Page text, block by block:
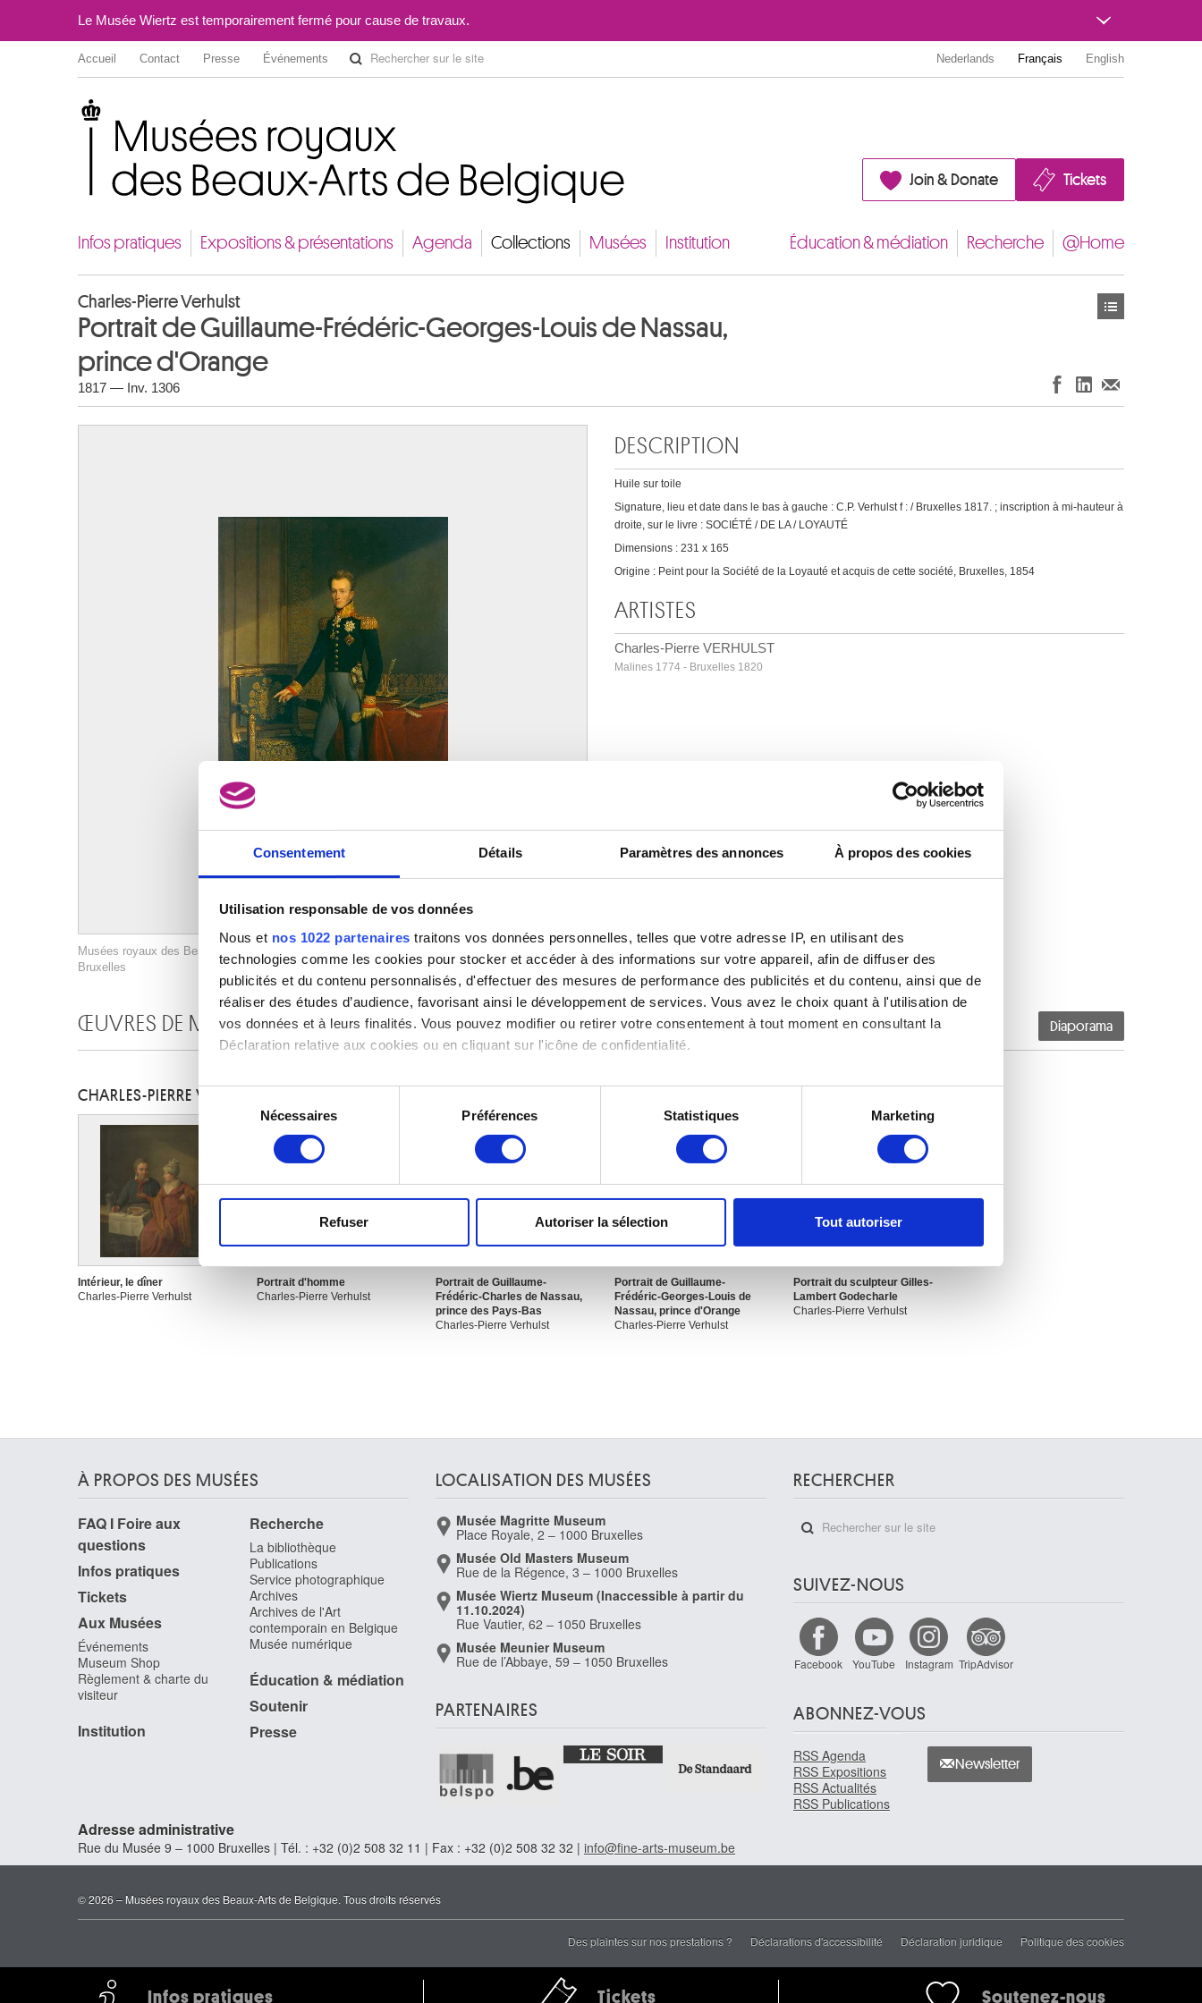
Consentement Détails Paramètres des annonces À propos des cookies
Utilisation responsable de vos données
Nous et nos 1022 partenaires traitons vos données personnelles, telles que votre adresse IP, en utilisant des
technologies comme les cookies pour stocker et accéder à des informations sur votre appareil, afin de diffuser des
publicités et du contenu personnalisés, d'effectuer des mesures de performance des publicités et du contenu, ainsi que de
réaliser des études d’audience, favorisant ainsi le développement de services. Vous avez le choix quant à l'utilisation de
vos données et à leurs finalités. Vous pouvez modifier ou retirer votre consentement à tout moment en consultant la
Déclaration relative aux cookies ou en cliquant sur l'icône de confidentialité.
Si vous le permettez, nous aimerions également :
Collecter des informations sur votre localisation géographique qui peuvent être précises à plusieurs mètres près
digitales).
partenaires de médias sociaux, de publicité et d'analyse, qui peuvent combiner celles-ci avec d'autres informations que
vous leur avez fournies ou qu'ils ont collectées lors de votre utilisation de leurs services.
Sélection
du
consentement
Nécessaires Préférences Statistiques Marketing
Refuser Autoriser la sélection Tout autoriser
Le Musée Wiertz est temporairement fermé pour cause de travaux.
Accueil Contact Presse Événements Nederlands Français English
Join & Donate Tickets
Infos pratiques Expositions & présentations Agenda Collections Musées Institution Éducation & médiation Recherche @Home
Charles-Pierre Verhulst
Portrait de Guillaume-Frédéric-Georges-Louis de Nassau,
prince d'Orange
1817 — Inv. 1306
Musées royaux des Beaux-Arts de Belgique, Bruxelles / photo : Photo d'art Speltdoorn & Fils,
Bruxelles
DESCRIPTION
Huile sur toile
Signature, lieu et date dans le bas à gauche : C.P. Verhulst f : / Bruxelles 1817. ; inscription à mi-hauteur à
droite, sur le livre : SOCIÉTÉ / DE LA / LOYAUTÉ
Dimensions : 231 x 165
Origine : Peint pour la Société de la Loyauté et acquis de cette société, Bruxelles, 1854
ARTISTES
Charles-Pierre VERHULST
Malines 1774 - Bruxelles 1820
ŒUVRES DE MÊME AUTEUR Diaporama
CHARLES-PIERRE VERHULST
Intérieur, le dîner
Charles-Pierre Verhulst
Portrait d'homme
Charles-Pierre Verhulst
Portrait de Guillaume-
Frédéric-Charles de Nassau,
prince des Pays-Bas
Charles-Pierre Verhulst
Portrait de Guillaume-
Frédéric-Georges-Louis de
Nassau, prince d'Orange
Charles-Pierre Verhulst
Portrait du sculpteur Gilles-
Lambert Godecharle
Charles-Pierre Verhulst
À PROPOS DES MUSÉES
FAQ I Foire aux
questions
Infos pratiques
Tickets
Aux Musées
Événements
Museum Shop
Règlement & charte du
visiteur
Institution
Recherche
La bibliothèque
Publications
Service photographique
Archives
Archives de l'Art
contemporain en Belgique
Musée numérique
Éducation & médiation
Soutenir
Presse
LOCALISATION DES MUSÉES
Musée Magritte Museum
Place Royale, 2 – 1000 Bruxelles
Musée Old Masters Museum
Rue de la Régence, 3 – 1000 Bruxelles
Musée Wiertz Museum (Inaccessible à partir du
11.10.2024)
Rue Vautier, 62 – 1050 Bruxelles
Musée Meunier Museum
Rue de l’Abbaye, 59 – 1050 Bruxelles
PARTENAIRES
RECHERCHER
SUIVEZ-NOUS
Facebook YouTube Instagram TripAdvisor
ABONNEZ-VOUS
RSS Agenda
RSS Expositions
RSS Actualités
RSS Publications
Newsletter
Adresse administrative
Rue du Musée 9 – 1000 Bruxelles | Tél. : +32 (0)2 508 32 11 | Fax : +32 (0)2 508 32 32 | info@fine-arts-museum.be
© 2026 – Musées royaux des Beaux-Arts de Belgique. Tous droits réservés
Des plaintes sur nos prestations ? Déclarations d'accessibilité Déclaration juridique Politique des cookies
Infos pratiques Tickets Soutenez-nous